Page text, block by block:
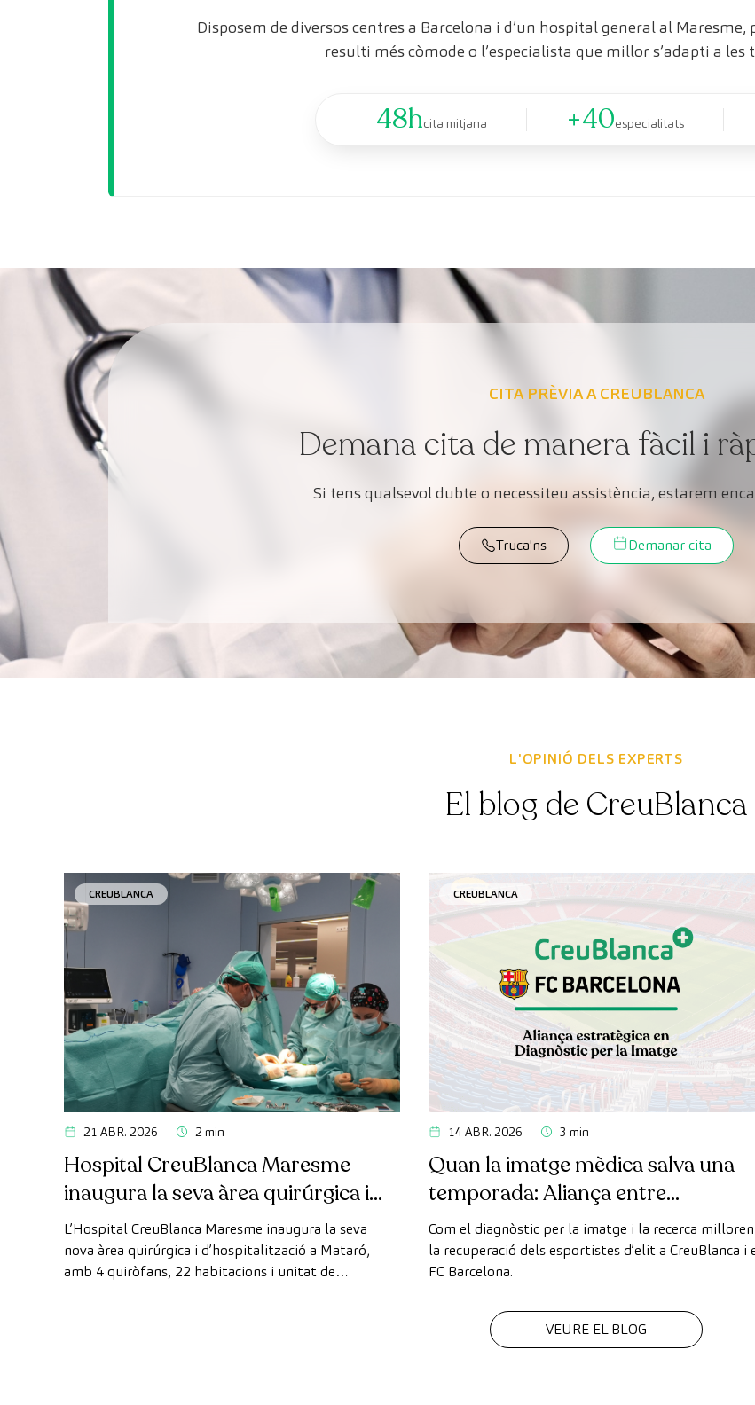
Disposem de diversos centres a Barcelona i d’un hospital general al
resulti més còmode o l’especialista que millor s’adapti a les
48hcita mitjana +40especialitats
CITA PRÈVIA A CREUBLANCA
Demana cita de manera fàcil i
Si tens qualsevol dubte o necessiteu assistència, estarem
Truca'ns Demanar cita
L'OPINIÓ DELS EXPERTS
El blog de CreuBlanca
CREUBLANCA
21 ABR. 2026 2 min
Hospital CreuBlanca Maresme
inaugura la seva àrea quirúrgica i
d’hospitalització
L’Hospital CreuBlanca Maresme inaugura la seva
nova àrea quirúrgica i d’hospitalització a Mataró,
amb 4 quiròfans, 22 habitacions i unitat de
CREUBLANCA
14 ABR. 2026 3 min
Quan la imatge mèdica salva una
temporada: Aliança entre
CreuBlanca i el FC Barcelona
Com el diagnòstic per la imatge i la recerca milloren
la recuperació dels esportistes d’elit a CreuBlanca i
FC Barcelona.
VEURE EL BLOG